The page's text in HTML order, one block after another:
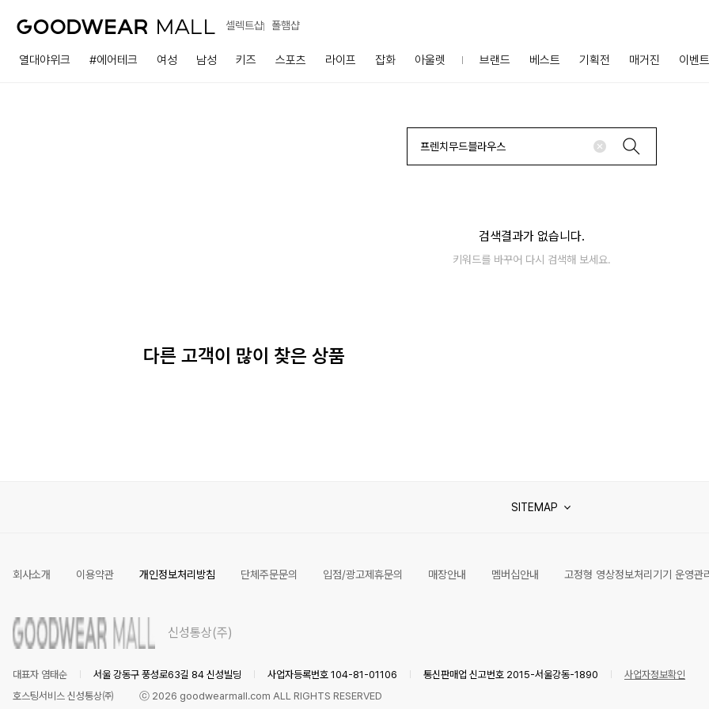
셀렉트샵 폴햄샵
열대야위크 #에어테크 여성 남성 키즈 스포츠 라이프 잡화 아울렛 브랜드 베스트 기획전 매거진 이벤트
검색결과가 없습니다.
키워드를 바꾸어 다시 검색해 보세요.
다른 고객이 많이 찾은 상품
SITEMAP
회사소개 이용약관 개인정보처리방침 단체주문문의 입점/광고제휴문의 매장안내 멤버십안내 고정형 영상정보처리기기 운영관
신성통상(주)
대표자 염태순 서울 강동구 풍성로63길 84 신성빌딩 사업자등록번호 104-81-01106 통신판매업 신고번호 2015-서울강동-1890 사업자정보확인
호스팅서비스 신성통상㈜
ⓒ 2026 goodwearmall.com ALL RIGHTS RESERVED